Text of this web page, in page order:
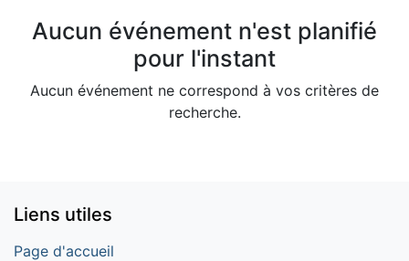
Aucun événement n'est planifié
pour l'instant
Aucun événement ne correspond à vos critères de
recherche.
Liens utiles
Page d'accueil